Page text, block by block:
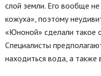
слой земли. Его вообще
кожуха», поэтому
«Юноной» сделали такое
Специалисты
находиться вода, а также